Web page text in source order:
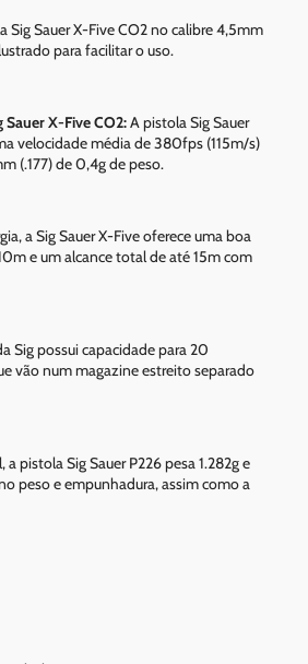
Sig Sauer X-Five CO2 no calibre 4,5mm
para facilitar o uso.
X-Five CO2:A pistola Sig Sauer
velocidade média de 380fps (115m/s)
(.177) de 0,4g de peso.
a Sig Sauer X-Five oferece uma boa
e um alcance total de até 15m com
Sig possui capacidade para 20
vão num magazine estreito separado
a pistola Sig Sauer P226 pesa 1.282g e
peso e empunhadura, assim como a